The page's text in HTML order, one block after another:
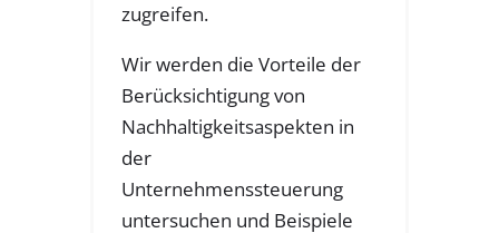
zugreifen.
Wir werden die Vorteile der
Berücksichtigung von
Nachhaltigkeitsaspekten in
der
Unternehmenssteuerung
untersuchen und Beispiele